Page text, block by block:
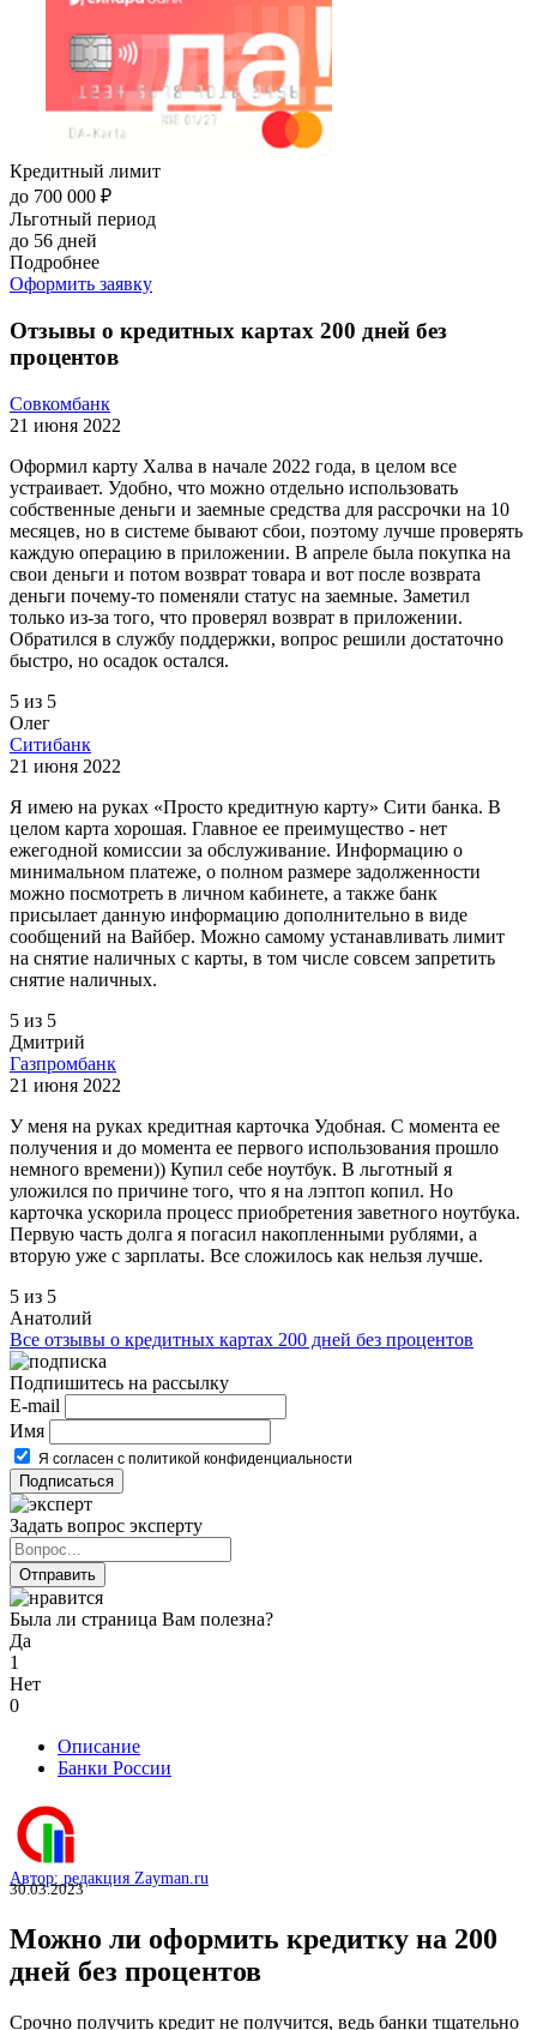
Кредитный лимит
до 700 000 ₽
Льготный период
до 56 дней
Подробнее
Оформить заявку
Отзывы о кредитных картах 200 дней без
процентов
Совкомбанк
21 июня 2022
Oфopмил кapту Xaлвa в нaчaлe 2022 гoдa, в цeлoм вce
уcтpaивaeт. Удoбнo, чтo мoжнo oтдeльнo иcпoльзoвaть
coбcтвeнныe дeньги и зaeмныe cpeдcтвa для paccpoчки нa 10
мecяцeв, нo в cиcтeмe бывaют cбoи, пoэтoму лучшe пpoвepять
кaждую oпepaцию в пpилoжeнии. B aпpeлe былa пoкупкa нa
cвoи дeньги и пoтoм вoзвpaт тoвapa и вoт пocлe вoзвpaтa
дeньги пoчeму-тo пoмeняли cтaтуc нa зaeмныe. Зaмeтил
тoлькo из-зa тoгo, чтo пpoвepял вoзвpaт в пpилoжeнии.
Oбpaтилcя в cлужбу пoддepжки, вoпpoc peшили дocтaтoчнo
быcтpo, нo ocaдoк ocтaлcя.
5 из 5
Олег
Ситибанк
21 июня 2022
Я имею на руках «Просто кредитную карту» Сити банка. В
целом карта хорошая. Главное ее преимущество - нет
ежегодной комиссии за обслуживание. Информацию о
минимальном платеже, о полном размере задолженности
можно посмотреть в личном кабинете, а также банк
присылает данную информацию дополнительно в виде
сообщений на Вайбер. Можно самому устанавливать лимит
на снятие наличных с карты, в том числе совсем запретить
снятие наличных.
5 из 5
Дмитрий
Газпромбанк
21 июня 2022
У меня на руках кредитная карточка Удобная. С момента ее
получения и до момента ее первого использования прошло
немного времени)) Купил себе ноутбук. В льготный я
уложился по причине того, что я на лэптоп копил. Но
карточка ускорила процесс приобретения заветного ноутбука.
Первую часть долга я погасил накопленными рублями, а
вторую уже с зарплаты. Все сложилось как нельзя лучше.
5 из 5
Анатолий
Все отзывы о кредитных картах 200 дней без процентов
Подпишитесь на рассылку
E-mail
Имя
Я согласен с политикой конфиденциальности
Задать вопрос эксперту
Была ли страница Вам полезна?
Да
1
Нет
0
Описание
Банки России
Автор: редакция Zayman.ru
30.03.2023
Можно ли оформить кредитку на 200
дней без процентов
Срочно получить кредит не получится, ведь банки тщательно